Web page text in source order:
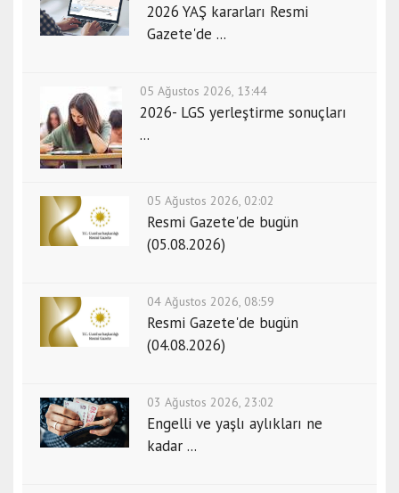
2026 YAŞ kararları Resmi
Gazete'de ...
05 Ağustos 2026, 13:44
2026- LGS yerleştirme sonuçları
...
05 Ağustos 2026, 02:02
Resmi Gazete'de bugün
(05.08.2026)
04 Ağustos 2026, 08:59
Resmi Gazete'de bugün
(04.08.2026)
03 Ağustos 2026, 23:02
Engelli ve yaşlı aylıkları ne
kadar ...